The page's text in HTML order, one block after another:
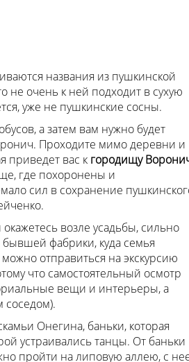
названия из пушкинской
не очень к ней подходит в сухую
уже не пушкинские сосны.
а затем вам нужно будет
Проходите мимо деревни и
приведет вас к городищу
где похоронены и
сил в сохранение
возле усадьбы, сильно
фабрики, куда семья
отправиться на экскурсию
что самостоятельный осмотр
вещи и интерьеры, а
соседом).
Онегина, баньки, которая
устраивались танцы. От баньки
пройти на липовую аллею, с